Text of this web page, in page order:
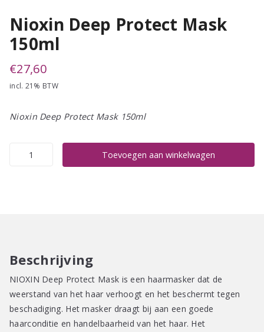
Nioxin Deep Protect Mask
150ml
€27,60
incl. 21% BTW
Nioxin Deep Protect Mask 150ml
Nioxin
Toevoegen aan winkelwagen
Beschrijving
NIOXIN Deep Protect Mask is een haarmasker dat de
weerstand van het haar verhoogt en het beschermt tegen
beschadiging. Het masker draagt bij aan een goede
haarconditie en handelbaarheid van het haar. Het